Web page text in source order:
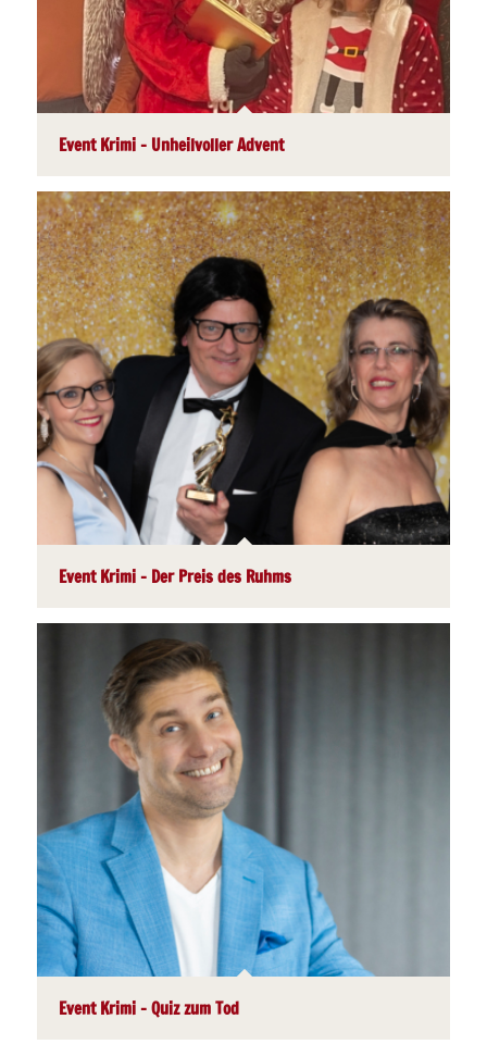
Event Krimi – Unheilvoller Advent
Event Krimi – Der Preis des Ruhms
Event Krimi – Quiz zum Tod